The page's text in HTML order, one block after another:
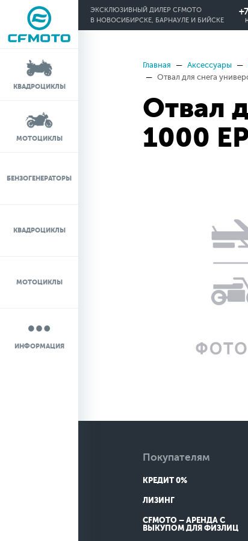
ЭКСКЛЮЗИВНЫЙ ДИЛЕР CFMOTO
В НОВОСИБИРСКЕ, БАРНАУЛЕ И БИЙСКЕ
КВАДРОЦИКЛЫ
МОТОЦИКЛЫ
БЕНЗОГЕНЕРАТОРЫ
КВАДРОЦИКЛЫ
МОТОЦИКЛЫ
ИНФОРМАЦИЯ
0%
IN
Главная Аксессуары
Отвал для снега
Отвал
1000
Покупателям
КРЕДИТ 0%
ЛИЗИНГ
CFMOTO – АРЕНДА С
ВЫКУПОМ ДЛЯ ФИЗЛИЦ